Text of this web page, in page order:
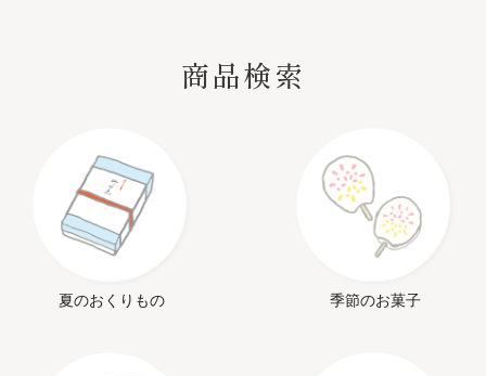
商品検索
夏のおくりもの 季節のお菓子